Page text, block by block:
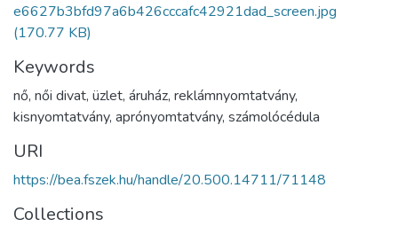
e6627b3bfd97a6b426cccafc42921dad_screen.jpg
(170.77 KB)
Keywords
nő, női divat, üzlet, áruház, reklámnyomtatvány,
kisnyomtatvány, aprónyomtatvány, számolócédula
URI
https://bea.fszek.hu/handle/20.500.14711/71148
Collections